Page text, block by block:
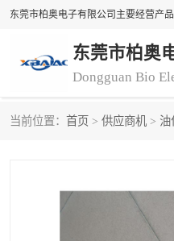
东莞市柏奥
Dongguan Bio
当前位置： 首页 > 供应商机 > 油